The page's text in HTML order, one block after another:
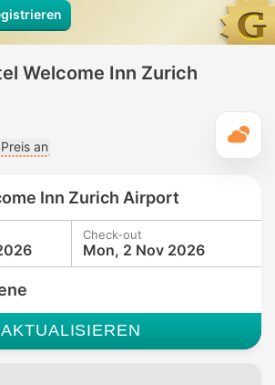
Welcome Inn Zurich
an
Inn Zurich Airport
Check-out
Mon, 2 Nov 2026
AKTUALISIEREN